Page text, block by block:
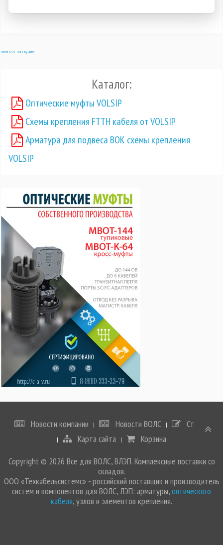
Joomla SEF URLs by Artio
Каталог:
Оптические муфты VOLSIP
Схемы крепления FTTH кабеля от VOLSIP
Арматура для подвеса ВОК схемы крепления
VOLSIP
Новости компании Новости ВОЛС
Статьи
Карта сайта
Корзина
Copyright © 2026 Все для ВОЛС, ВЛЭП. Комплексные поставки со
складов.
ООО «Техкабельсистемс» - российский поставщик и производитель
систем и компонентов для ВОЛС, ЛЭП: арматуры,оптического
кабеля, узлов и элементов крепления.